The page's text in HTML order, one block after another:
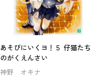
あそびにいくヨ！５ 仔猫たち
のがくえんさい
神野 オキナ